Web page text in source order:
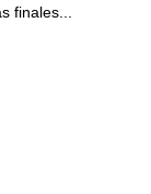
finales...